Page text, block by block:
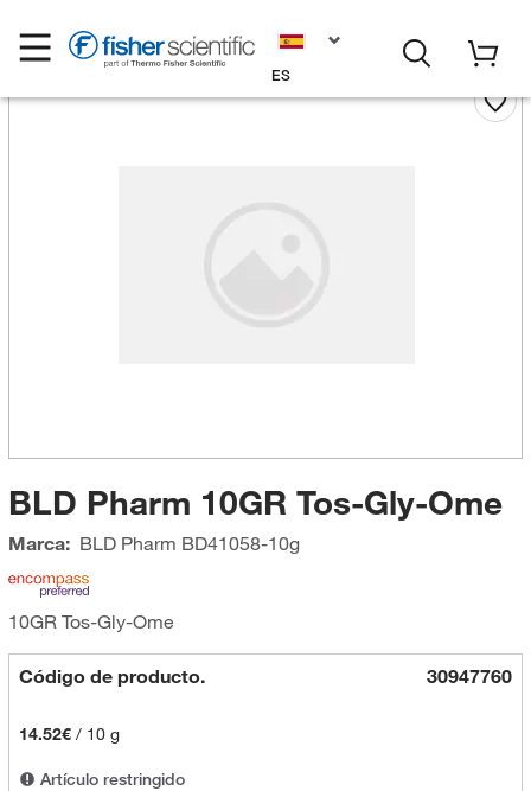
ES
BLD Pharm 10GR Tos-Gly-Ome
Marca: BLD Pharm BD41058-10g
10GR Tos-Gly-Ome
Código de producto. 30947760
14.52€/ 10 g
Artículo restringido